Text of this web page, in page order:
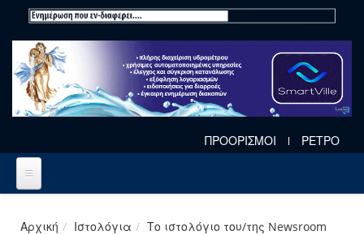
ΠΡΟΟΡΙΣΜΟΙ ΡΕΤΡΟ
Αρχική Ιστολόγια
Το ιστολόγιο του/της Newsroom